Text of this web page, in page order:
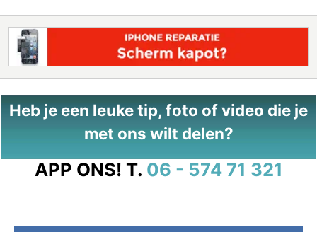
Heb je een leuke tip, foto of video die je
met ons wilt delen?
APP ONS! T. 06 - 574 71 321